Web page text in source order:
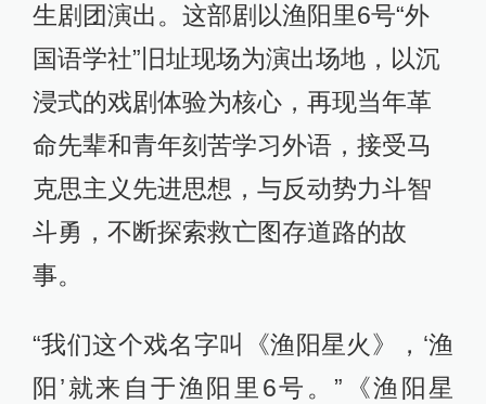
生剧团演出。这部剧以渔阳里6号“外
国语学社”旧址现场为演出场地，以沉
浸式的戏剧体验为核心，再现当年革
命先辈和青年刻苦学习外语，接受马
克思主义先进思想，与反动势力斗智
斗勇，不断探索救亡图存道路的故
事。
“我们这个戏名字叫《渔阳星火》，‘渔
阳’就来自于渔阳里6号。”《渔阳星